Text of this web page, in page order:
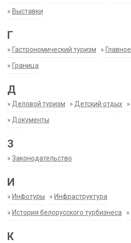
» Выставки
Г
» Гастрономический туризм » Главное
» Граница
Д
» Деловой туризм » Детский отдых »
» Документы
З
» Законодательство
И
» Инфотуры » Инфраструктура
» История белорусского турбизнеса »
К